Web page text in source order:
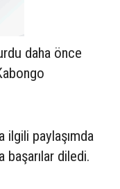
daha önce
ilgili paylaşımda
diledi.